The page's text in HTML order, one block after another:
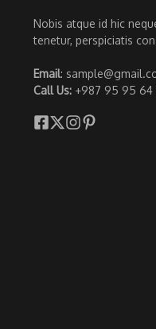
Nobis atque id hic
tenetur, perspiciatis
Email:
Call Us: +987 95 95 64